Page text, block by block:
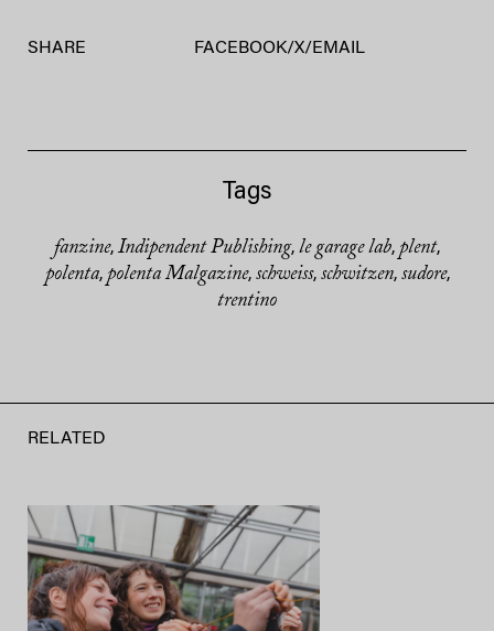
SHARE FACEBOOK/X/ EMAIL
Tags
fanzine, Indipendent Publishing, le garage lab, plent,
polenta, polenta Malgazine, schweiss, schwitzen, sudore,
trentino
RELATED